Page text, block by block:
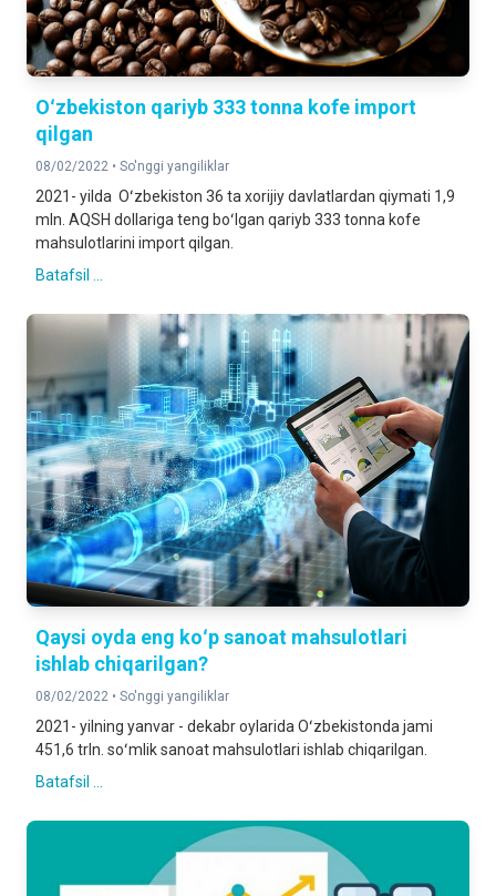
Oʻzbekiston qariyb 333 tonna kofe import
qilgan
08/02/2022 • So'nggi yangiliklar
2021- yilda Oʻzbekiston 36 ta xorijiy davlatlardan qiymati 1,9
mln. AQSH dollariga teng boʻlgan qariyb 333 tonna kofe
mahsulotlarini import qilgan.
Batafsil ...
Qaysi oyda eng koʻp sanoat mahsulotlari
ishlab chiqarilgan?
08/02/2022 • So'nggi yangiliklar
2021- yilning yanvar - dekabr oylarida Oʻzbekistonda jami
451,6 trln. soʻmlik sanoat mahsulotlari ishlab chiqarilgan.
Batafsil ...